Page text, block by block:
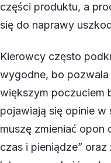
części produktu, a
się do naprawy
Kierowcy często
wygodne, bo
większym poczuciem
pojawiają się opinie w
muszę zmieniać
czas i pieniądze”